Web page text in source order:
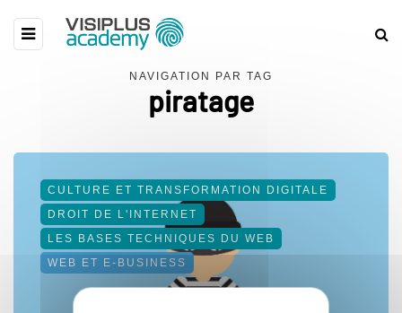
NAVIGATION PAR TAG
piratage
CULTURE ET TRANSFORMATION DIGITALE
DROIT DE L'INTERNET
LES BASES TECHNIQUES DU WEB
WEB ET E-BUSINESS